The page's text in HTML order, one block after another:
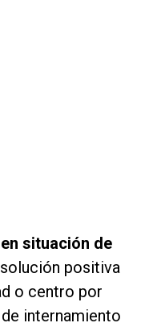
situación de
positiva
o centro por
internamiento